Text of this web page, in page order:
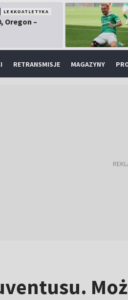
LEKKOATLETYKA
Oregon –
RETRANSMISJE MAGAZYNY